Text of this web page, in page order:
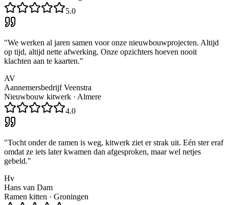
5.0
"We werken al jaren samen voor onze nieuwbouwprojecten. Altijd
op tijd, altijd nette afwerking. Onze opzichters hoeven nooit
klachten aan te kaarten."
AV
Aannemersbedrijf Veenstra
Nieuwbouw kitwerk · Almere
4.0
"Tocht onder de ramen is weg, kitwerk ziet er strak uit. Eén ster eraf
omdat ze iets later kwamen dan afgesproken, maar wel netjes
gebeld."
Hv
Hans van Dam
Ramen kitten · Groningen